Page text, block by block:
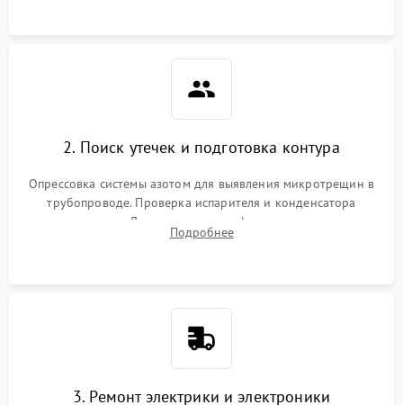
2. Поиск утечек и подготовка контура
Опрессовка системы азотом для выявления микротрещин в
трубопроводе. Проверка испарителя и конденсатора
течеискателем. Демонтаж старого фильтра-осушителя и
продувка капиллярной трубки для устранения засоров.
Подробнее
3. Ремонт электрики и электроники